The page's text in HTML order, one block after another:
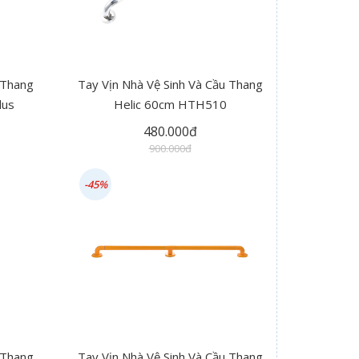
Tay Vịn Nhà Vệ Sinh Và Cầu Thang
Helic 60cm HTH510
480.000đ
900.000đ
-45%